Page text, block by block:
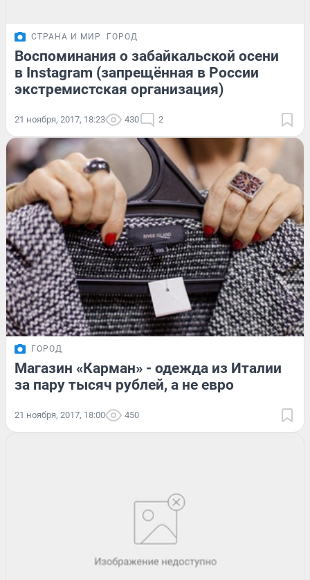
СТРАНА И МИР ГОРОД
Воспоминания о забайкальской осени
в Instagram (запрещённая в России
экстремистская организация)
21 ноября, 2017, 18:23 430 2
ГОРОД
Магазин «Карман» - одежда из Италии
за пару тысяч рублей, а не евро
21 ноября, 2017, 18:00 450